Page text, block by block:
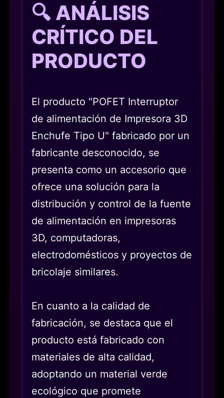
🔍 ANÁLISIS
CRÍTICO DEL
PRODUCTO
El producto "POFET Interruptor
de alimentación de Impresora 3D
Enchufe Tipo U" fabricado por un
fabricante desconocido, se
presenta como un accesorio que
ofrece una solución para la
distribución y control de la fuente
de alimentación en impresoras
3D, computadoras,
electrodomésticos y proyectos de
bricolaje similares.
En cuanto a la calidad de
fabricación, se destaca que el
producto está fabricado con
materiales de alta calidad,
adoptando un material verde
ecológico que promete